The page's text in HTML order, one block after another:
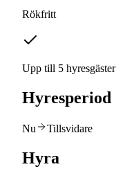
Rökfritt
Upp till 5 hyresgäster
Hyresperiod
Nu Tillsvidare
Hyra